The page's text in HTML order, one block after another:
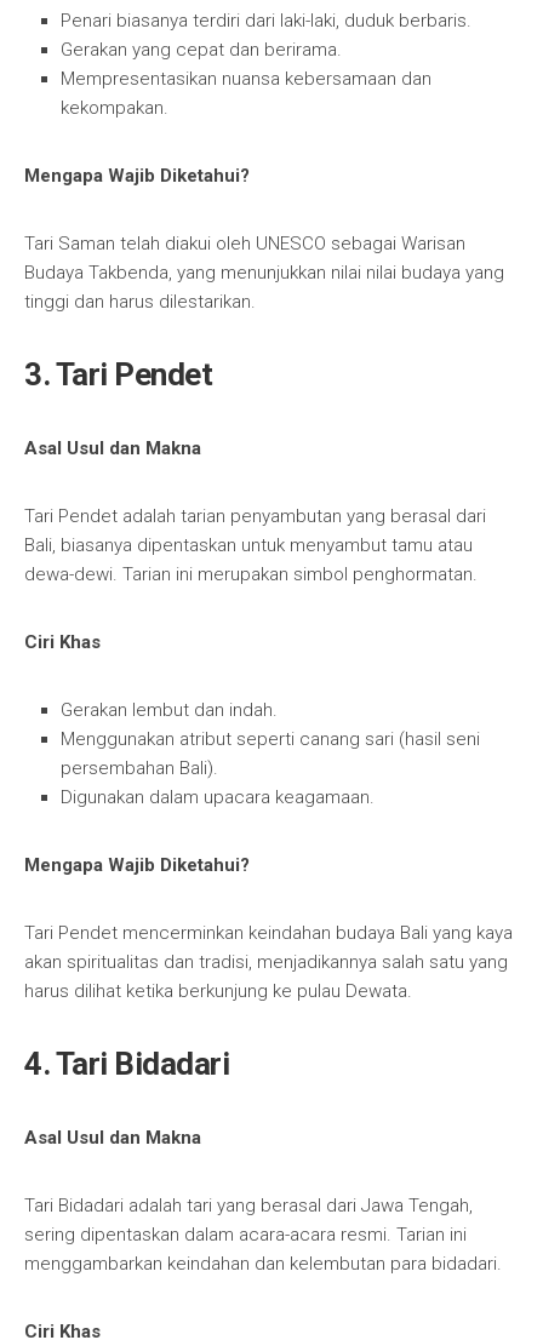
Penari biasanya terdiri dari laki-laki, duduk berbaris.
Gerakan yang cepat dan berirama.
Mempresentasikan nuansa kebersamaan dan
kekompakan.
Mengapa Wajib Diketahui?
Tari Saman telah diakui oleh UNESCO sebagai Warisan
Budaya Takbenda, yang menunjukkan nilai nilai budaya yang
tinggi dan harus dilestarikan.
3. Tari Pendet
Asal Usul dan Makna
Tari Pendet adalah tarian penyambutan yang berasal dari
Bali, biasanya dipentaskan untuk menyambut tamu atau
dewa-dewi. Tarian ini merupakan simbol penghormatan.
Ciri Khas
Gerakan lembut dan indah.
Menggunakan atribut seperti canang sari (hasil seni
persembahan Bali).
Digunakan dalam upacara keagamaan.
Mengapa Wajib Diketahui?
Tari Pendet mencerminkan keindahan budaya Bali yang kaya
akan spiritualitas dan tradisi, menjadikannya salah satu yang
harus dilihat ketika berkunjung ke pulau Dewata.
4. Tari Bidadari
Asal Usul dan Makna
Tari Bidadari adalah tari yang berasal dari Jawa Tengah,
sering dipentaskan dalam acara-acara resmi. Tarian ini
menggambarkan keindahan dan kelembutan para bidadari.
Ciri Khas